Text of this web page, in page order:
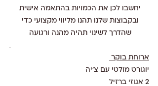
יחשבו לכן את הכמויות בהתאמה אישית
ובקבוצות שלנו תהנו מליווי מקצועי כדי
שהדרך לשינוי תהיה מהנה ורגועה
ארוחת בוקר
יוגורט מולטי עם צ'יה
2 אגוזי ברזיל